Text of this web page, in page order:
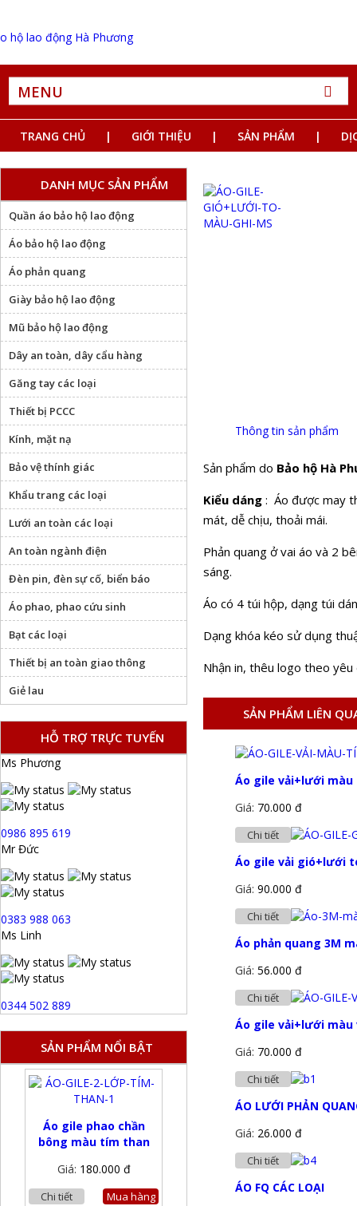
MENU
TRANG CHỦ GIỚI THIỆU SẢN PHẨM
Thông tin sản phẩm
Sản phẩm do Bảo hộ Hà
Kiểu dáng : Áo được may
mát, dễ chịu, thoải mái.
Phản quang ở vai áo và 2
sáng.
Áo có 4 túi hộp, dạng túi
Dạng khóa kéo sử dụng
Nhận in, thêu logo theo yêu
SẢN PHẨM LIÊN
Áo gile vải+lưới
Giá: 70.000 đ
Chi tiết
Áo gile vải gió+lưới
Giá: 90.000 đ
Chi tiết
Áo phản quang 3M
Giá: 56.000 đ
Chi tiết
Áo gile vải+lưới màu
Giá: 70.000 đ
Chi tiết
ÁO LƯỚI PHẢN
Giá: 26.000 đ
Chi tiết
ÁO FQ CÁC LOẠI
DANH MỤC SẢN PHẨM
Quần áo bảo hộ lao động
Áo bảo hộ lao động
Áo phản quang
Giày bảo hộ lao động
Mũ bảo hộ lao động
Dây an toàn, dây cẩu hàng
Găng tay các loại
Thiết bị PCCC
Kính, mặt nạ
Bảo vệ thính giác
Khẩu trang các loại
Lưới an toàn các loại
An toàn ngành điện
Đèn pin, đèn sự cố, biển báo
Áo phao, phao cứu sinh
Bạt các loại
Thiết bị an toàn giao thông
Giẻ lau
HỖ TRỢ TRỰC TUYẾN
Ms Phương
0986 895 619
Mr Đức
0383 988 063
Ms Linh
0344 502 889
SẢN PHẨM NỔI BẬT
Áo gile phao chần
bông màu tím than
Giá: 180.000 đ
Chi tiết Mua hàng